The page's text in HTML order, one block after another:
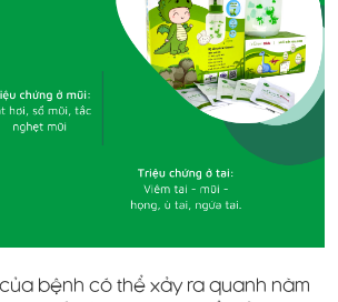
bệnh có thể xảy ra quanh năm